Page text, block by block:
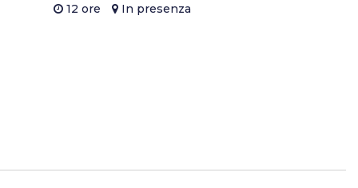
12 ore In presenza